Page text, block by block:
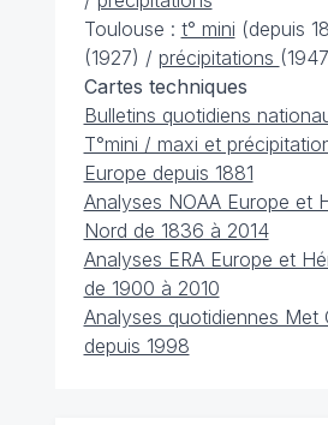
Toulouse : t° mini (depuis
(1927) / précipitations
Cartes techniques
Bulletins quotidiens
T°mini / maxi et
Europe depuis 1881
Analyses NOAA Europe et
Nord de 1836 à 2014
Analyses ERA Europe et
de 1900 à 2010
Analyses quotidiennes Met
depuis 1998